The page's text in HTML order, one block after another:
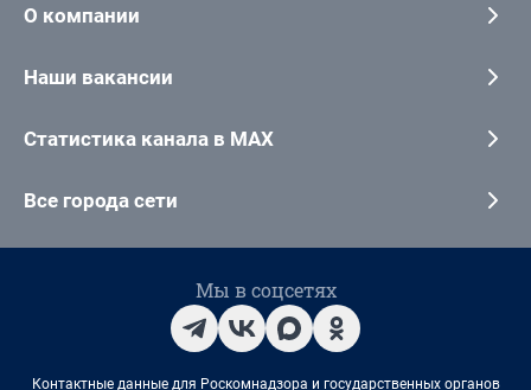
О компании
Наши вакансии
Статистика канала в MAX
Все города сети
Мы в соцсетях
Контактные данные для Роскомнадзора и государственных органов